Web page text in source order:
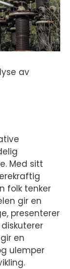
av
Med sitt
folk tenker
gir en
presenterer
en
ulemper